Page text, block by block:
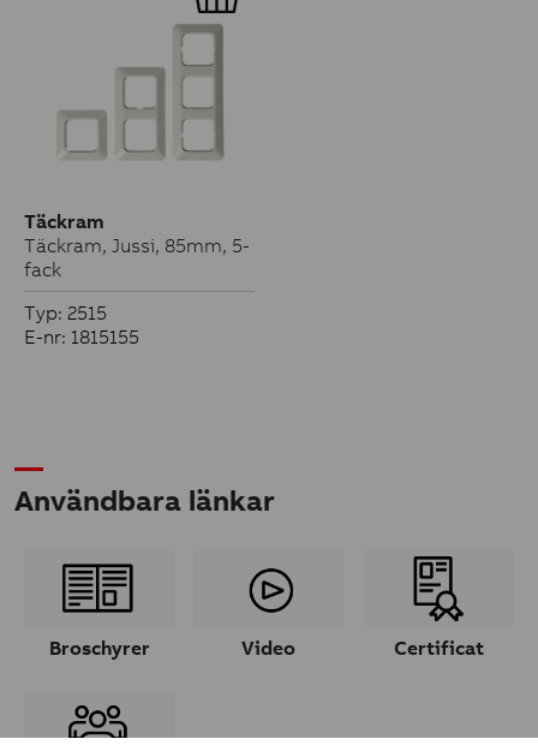
Täckram
Täckram, Jussi, 85mm, 5-
fack
Typ: 2515
E-nr: 1815155
Användbara länkar
Broschyrer Video Certificat